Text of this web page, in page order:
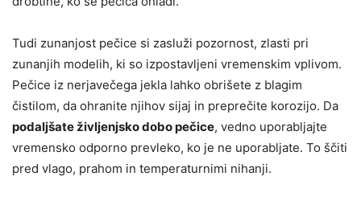
Tudi zunanjost pečice si zasluži pozornost, zlasti pri
zunanjih modelih, ki so izpostavljeni vremenskim vplivom.
Pečice iz nerjavečega jekla lahko obrišete z blagim
čistilom, da ohranite njihov sijaj in preprečite korozijo. Da
podaljšate življenjsko dobo pečice, vedno uporabljajte
vremensko odporno prevleko, ko je ne uporabljate. To ščiti
pred vlago, prahom in temperaturnimi nihanji.